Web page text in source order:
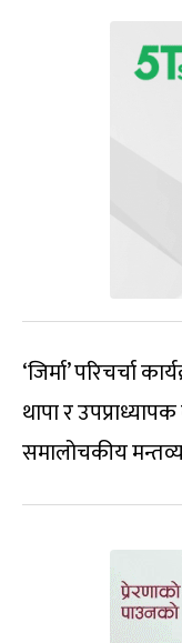
‘जिर्मा’ परिचर्चा
थापा र
समालोचकीय मन्तव्य